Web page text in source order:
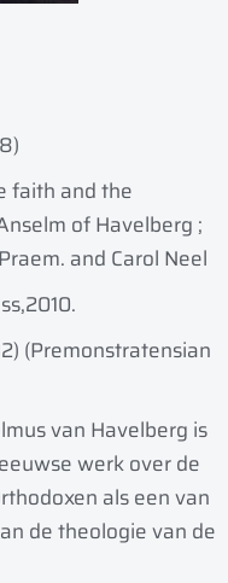
faith and the
of Havelberg ;
and Carol Neel
2010.
(Premonstratensian
van Havelberg is
werk over de
als een van
de theologie van de